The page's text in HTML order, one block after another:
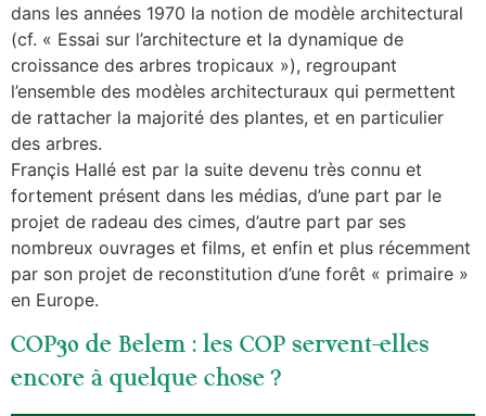
dans les années 1970 la notion de modèle architectural
(cf. « Essai sur l’architecture et la dynamique de
croissance des arbres tropicaux »), regroupant
l’ensemble des modèles architecturaux qui permettent
de rattacher la majorité des plantes, et en particulier
des arbres.
Françis Hallé est par la suite devenu très connu et
fortement présent dans les médias, d’une part par le
projet de radeau des cimes, d’autre part par ses
nombreux ouvrages et films, et enfin et plus récemment
par son projet de reconstitution d’une forêt « primaire »
en Europe.
COP30 de Belem : les COP servent-elles
encore à quelque chose ?